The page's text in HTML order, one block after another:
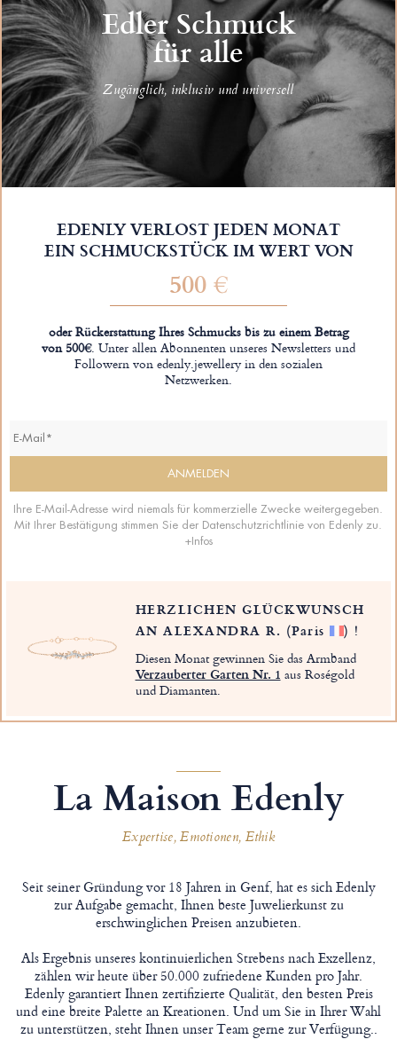
Edler Schmuck
für alle
Zugänglich, inklusiv und universell
EDENLY VERLOST JEDEN MONAT
EIN SCHMUCKSTÜCK IM WERT VON
500 €
oder Rückerstattung Ihres Schmucks bis zu einem Betrag
von 500€. Unter allen Abonnenten unseres Newsletters und
Followern von edenly.jewellery in den sozialen
Netzwerken.
Ihre E-Mail-Adresse wird niemals für kommerzielle Zwecke weitergegeben.
Mit Ihrer Bestätigung stimmen Sie der Datenschutzrichtlinie von Edenly zu.
+Infos
HERZLICHEN GLÜCKWUNSCH
AN ALEXANDRA R. (Paris ) !
Diesen Monat gewinnen Sie das Armband
Verzauberter Garten Nr. 1 aus Roségold
und Diamanten.
La Maison Edenly
Expertise, Emotionen, Ethik
Seit seiner Gründung vor 18 Jahren in Genf, hat es sich Edenly
zur Aufgabe gemacht, Ihnen beste Juwelierkunst zu
erschwinglichen Preisen anzubieten.
Als Ergebnis unseres kontinuierlichen Strebens nach Exzellenz,
zählen wir heute über 50.000 zufriedene Kunden pro Jahr.
Edenly garantiert Ihnen zertifizierte Qualität, den besten Preis
und eine breite Palette an Kreationen. Und um Sie in Ihrer Wahl
zu unterstützen, steht Ihnen unser Team gerne zur Verfügung..